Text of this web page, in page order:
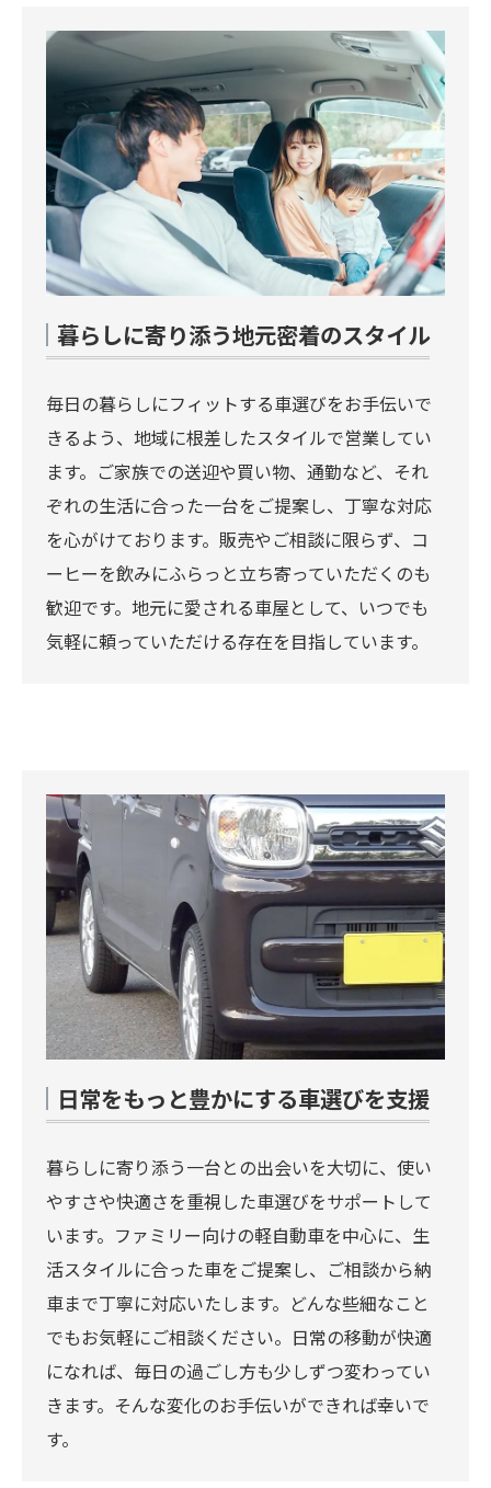
暮らしに寄り添う地元密着のスタイル
毎日の暮らしにフィットする車選びをお手伝いで
きるよう、地域に根差したスタイルで営業してい
ます。ご家族での送迎や買い物、通勤など、それ
ぞれの生活に合った一台をご提案し、丁寧な対応
を心がけております。販売やご相談に限らず、コ
ーヒーを飲みにふらっと立ち寄っていただくのも
歓迎です。地元に愛される車屋として、いつでも
気軽に頼っていただける存在を目指しています。
日常をもっと豊かにする車選びを支援
暮らしに寄り添う一台との出会いを大切に、使い
やすさや快適さを重視した車選びをサポートして
います。ファミリー向けの軽自動車を中心に、生
活スタイルに合った車をご提案し、ご相談から納
車まで丁寧に対応いたします。どんな些細なこと
でもお気軽にご相談ください。日常の移動が快適
になれば、毎日の過ごし方も少しずつ変わってい
きます。そんな変化のお手伝いができれば幸いで
す。